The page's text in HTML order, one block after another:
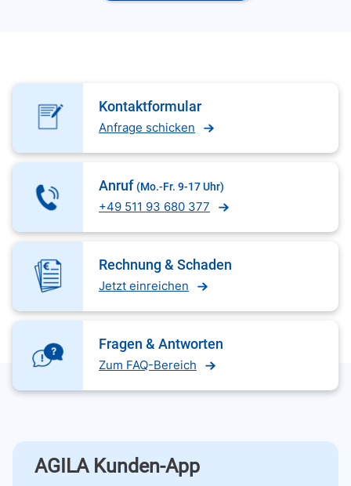
Kontaktformular
Anfrage schicken
Anruf (Mo.-Fr. 9-17 Uhr)
+49 511 93 680 377
Rechnung & Schaden
Jetzt einreichen
Fragen & Antworten
Zum FAQ-Bereich
AGILA Kunden-App